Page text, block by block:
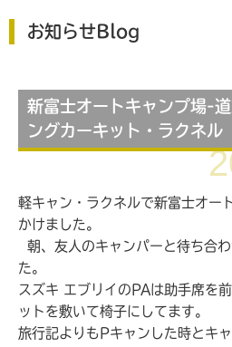
お知らせBlog
新富士オートキャンプ場-
ングカーキット・ラクネル
軽キャン・ラクネルで新富士オー
かけました。
朝、友人のキャンパーと待ち合
た。
スズキ エブリイのPAは助手席を
ットを敷いて椅子にしてます。
旅行記よりもPキャンした時とキ